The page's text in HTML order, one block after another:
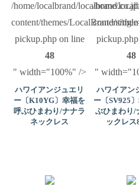
/home/localbrand/
content/themes/LocalBrand/
pickup.php on line
48
" width="100%" />
ハワイアンジュエリ
ー〔K10YG〕幸福を
呼ぶひまわり/ナナラ
ネックレス
/home/
content/
48
"
ハワイアン
ー〔SV925
ぶひまわり/
ックレス